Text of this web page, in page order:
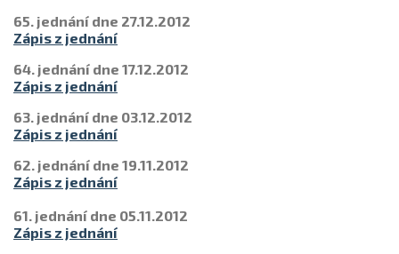
65. jednání dne 27.12.2012
Zápis z jednání
64. jednání dne 17.12.2012
Zápis z jednání
63. jednání dne 03.12.2012
Zápis z jednání
62. jednání dne 19.11.2012
Zápis z jednání
61. jednání dne 05.11.2012
Zápis z jednání